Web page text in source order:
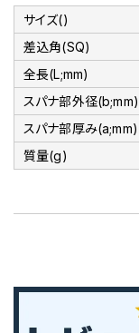
サイズ()
差込角(SQ)
全長(L;mm)
スパナ部外径(b;mm)
スパナ部厚み(a;mm)
質量(g)